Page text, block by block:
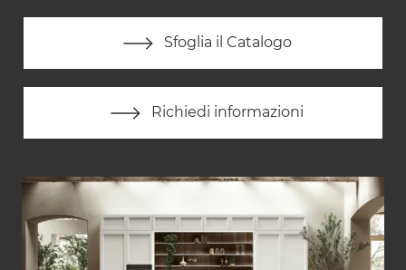
Sfoglia il Catalogo
Richiedi informazioni